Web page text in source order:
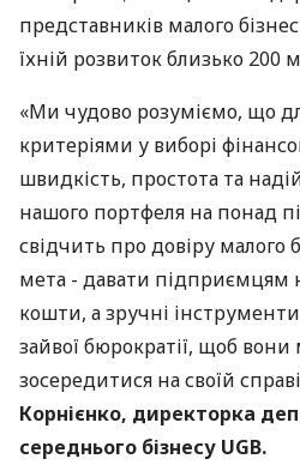
представників малого
їхній розвиток близько 200
«Ми чудово розуміємо, що
критеріями у виборі
швидкість, простота та
нашого портфеля на понад
свідчить про довіру малого
мета - давати підприємцям
кошти, а зручні
зайвої бюрократії, щоб
зосередитися на своїй
Корнієнко, директорка
середнього бізнесу UGB.